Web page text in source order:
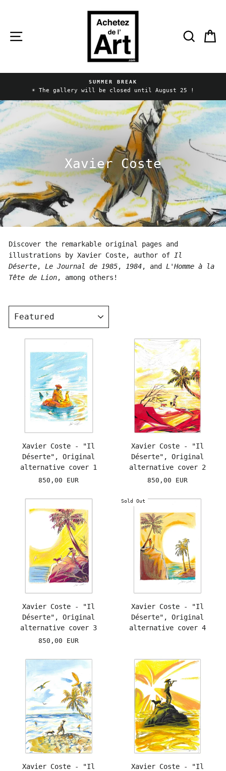
Pause
SUMMER BREAK
☀️ The gallery will be closed until August 25 !
Xavier Coste
Discover the remarkable original pages and
illustrations by Xavier Coste, author of
Il
Déserte, Le Journal de 1985, 1984, and L'Homme à la
Tête de Lion, among others!
Xavier Coste - "Il
Déserte", Original
alternative cover 1
850,00 EUR
Xavier Coste - "Il
Déserte", Original
alternative cover 2
850,00 EUR
Xavier Coste - "Il
Déserte", Original
alternative cover 3
850,00 EUR
Sold Out
Xavier Coste - "Il
Déserte", Original
alternative cover 4
Xavier Coste - "Il
Xavier Coste - "Il